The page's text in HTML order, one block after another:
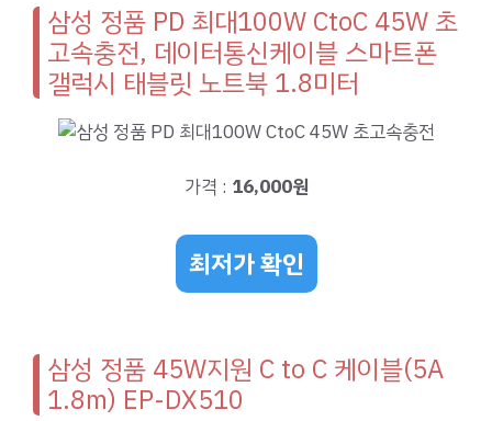
삼성 정품 PD 최대100W CtoC 45W 초
고속충전, 데이터통신케이블 스마트폰
갤럭시 태블릿 노트북 1.8미터
가격 : 16,000원
최저가 확인
삼성 정품 45W지원 C to C 케이블(5A
1.8m) EP-DX510